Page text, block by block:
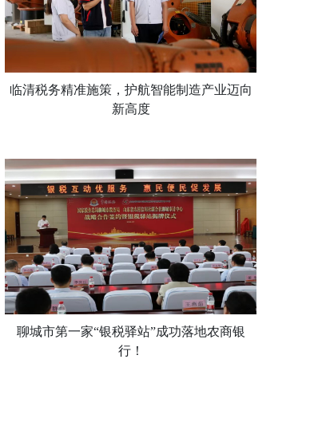
临清税务精准施策，护航智能制造产业迈向
新高度
聊城市第一家“银税驿站”成功落地农商银
行！